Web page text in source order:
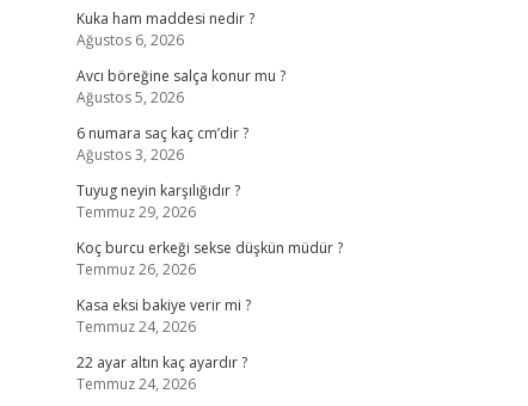
Kuka ham maddesi nedir ?
Ağustos 6, 2026
Avcı böreğine salça konur mu ?
Ağustos 5, 2026
6 numara saç kaç cm’dir ?
Ağustos 3, 2026
Tuyug neyin karşılığıdır ?
Temmuz 29, 2026
Koç burcu erkeği sekse düşkün müdür ?
Temmuz 26, 2026
Kasa eksi bakiye verir mi ?
Temmuz 24, 2026
22 ayar altın kaç ayardır ?
Temmuz 24, 2026